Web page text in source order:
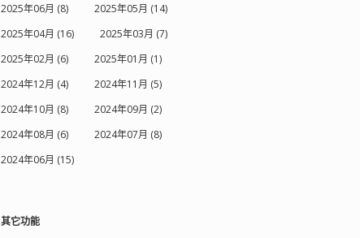
2025年06月 (8)
2025年05月 (14)
2025年04月 (16)
2025年03月 (7)
2025年02月 (6)
2025年01月 (1)
2024年12月 (4)
2024年11月 (5)
2024年10月 (8)
2024年09月 (2)
2024年08月 (6)
2024年07月 (8)
2024年06月 (15)
其它功能